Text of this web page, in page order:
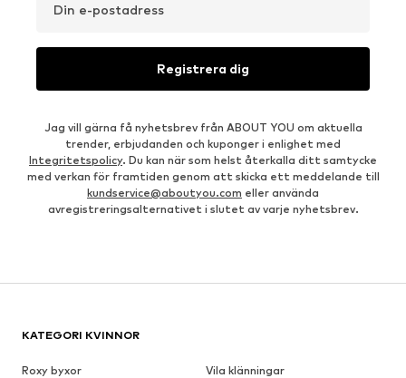
Din e-postadress
Registrera dig
Jag vill gärna få nyhetsbrev från ABOUT YOU om aktuella
trender, erbjudanden och kuponger i enlighet med
Integritetspolicy. Du kan när som helst återkalla ditt samtycke
med verkan för framtiden genom att skicka ett meddelande till
kundservice@aboutyou.com eller använda
avregistreringsalternativet i slutet av varje nyhetsbrev.
KATEGORI KVINNOR
Roxy byxor
Vila klänningar